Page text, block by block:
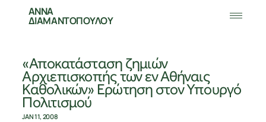
ΑΝΝΑ
ΔΙΑΜΑΝΤΟΠΟΥΛΟΥ
«Αποκατάσταση ζημιών
Αρχιεπισκοπής των εν Αθήναις
Καθολικών» Ερώτηση στον Υπουργό
Πολιτισμού
JAN 11, 2008